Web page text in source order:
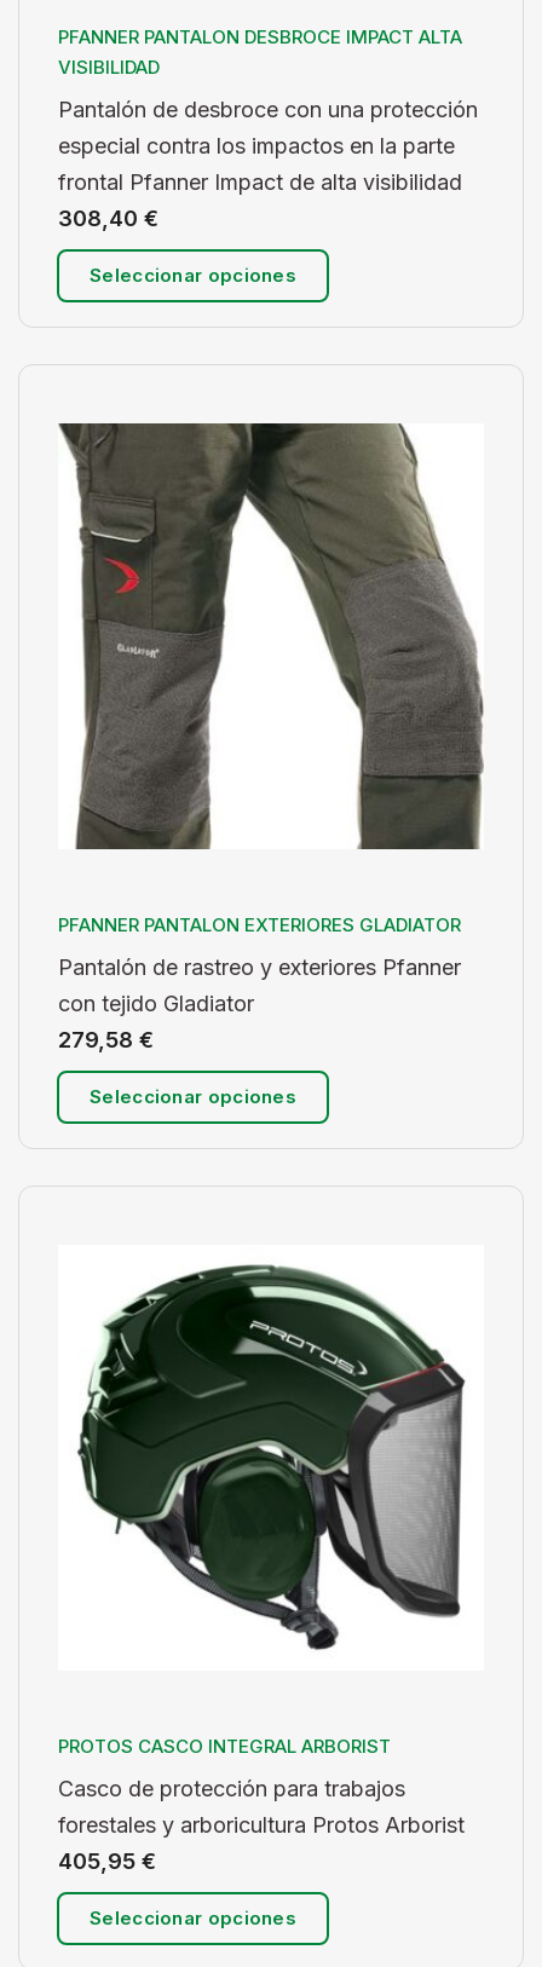
PFANNER PANTALON DESBROCE IMPACT ALTA
VISIBILIDAD
Pantalón de desbroce con una protección
especial contra los impactos en la parte
frontal Pfanner Impact de alta visibilidad
308,40 €
Seleccionar opciones
PFANNER PANTALON EXTERIORES GLADIATOR
Pantalón de rastreo y exteriores Pfanner
con tejido Gladiator
279,58 €
Seleccionar opciones
PROTOS CASCO INTEGRAL ARBORIST
Casco de protección para trabajos
forestales y arboricultura Protos Arborist
405,95 €
Seleccionar opciones